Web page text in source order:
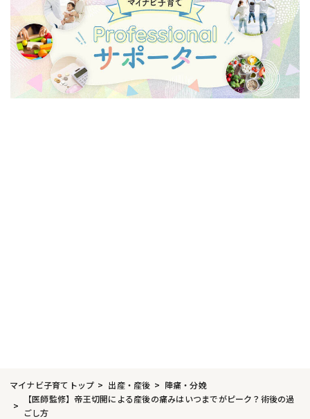
マイナビ子育てトップ 出産・産後
陣痛・分娩
【医師監修】帝王切開による産後の痛みはいつまでがピーク？術後の過
ごし方